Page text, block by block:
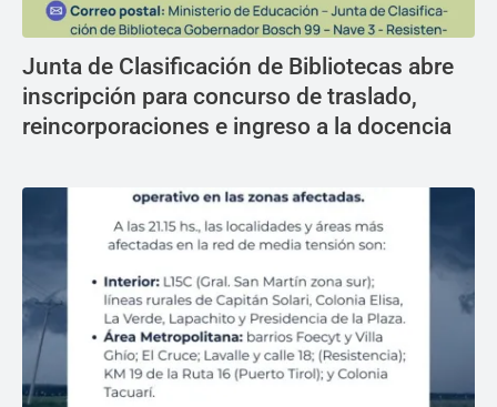
Junta de Clasificación de Bibliotecas abre
inscripción para concurso de traslado,
reincorporaciones e ingreso a la docencia